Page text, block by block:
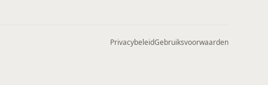
PrivacybeleidGebruiksvoorwaarden